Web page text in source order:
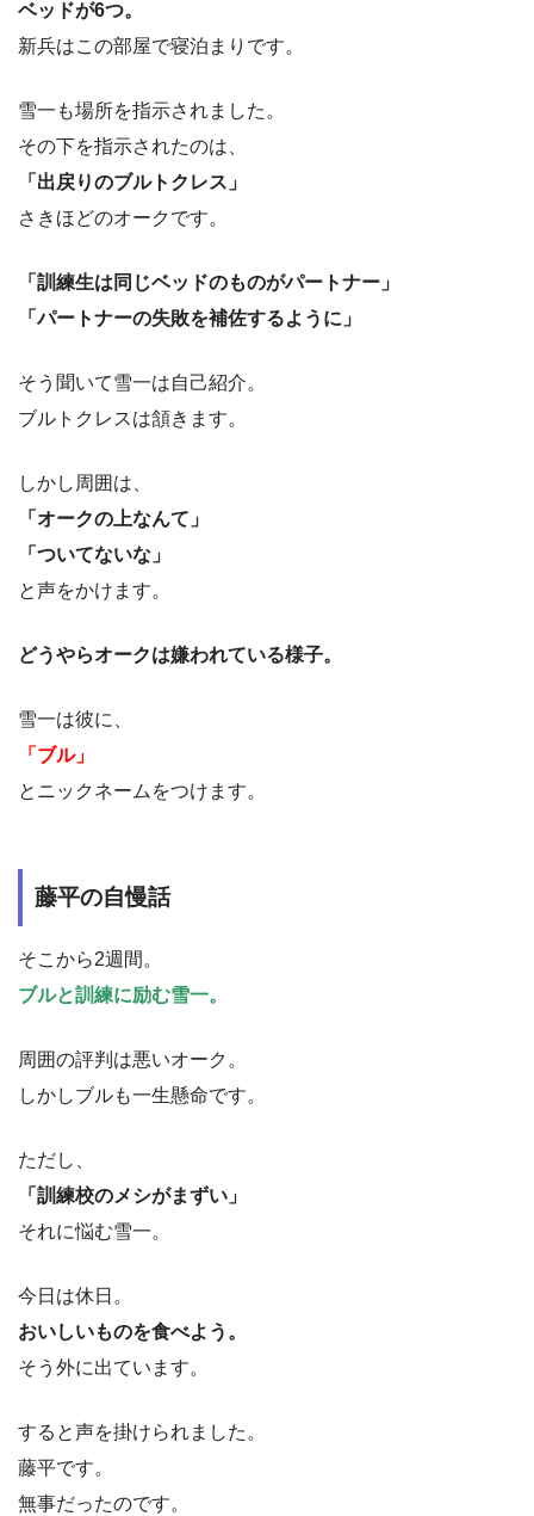
ベッドが6つ。
新兵はこの部屋で寝泊まりです。
雪一も場所を指示されました。
その下を指示されたのは、
「出戻りのブルトクレス」
さきほどのオークです。
「訓練生は同じベッドのものがパートナー」
「パートナーの失敗を補佐するように」
そう聞いて雪一は自己紹介。
ブルトクレスは頷きます。
しかし周囲は、
「オークの上なんて」
「ついてないな」
と声をかけます。
どうやらオークは嫌われている様子。
雪一は彼に、
「ブル」
とニックネームをつけます。
藤平の自慢話
そこから2週間。
ブルと訓練に励む雪一。
周囲の評判は悪いオーク。
しかしブルも一生懸命です。
ただし、
「訓練校のメシがまずい」
それに悩む雪一。
今日は休日。
おいしいものを食べよう。
そう外に出ています。
すると声を掛けられました。
藤平です。
無事だったのです。